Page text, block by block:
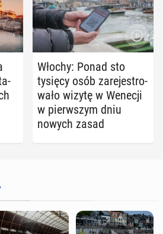
Włochy: Ponad sto
tysięcy osób za­re­je­stro­
wa­ło wizytę w Wenecji
w pierw­szym dniu
nowych zasad